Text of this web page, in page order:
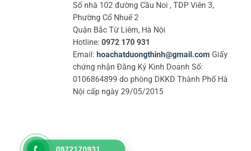
Số nhà 102 đường Cầu Noi , TDP Viên 3,
Phường Cổ Nhuế 2
Quận Bắc Từ Liêm, Hà Nội
Hotline: 0972 170 931
Email: hoachatduongthinh@gmail.com Giấy
chứng nhận Đăng Ký Kinh Doanh Số:
0106864899 do phòng DKKD Thành Phố Hà
Nội cấp ngày 29/05/2015
0972170931